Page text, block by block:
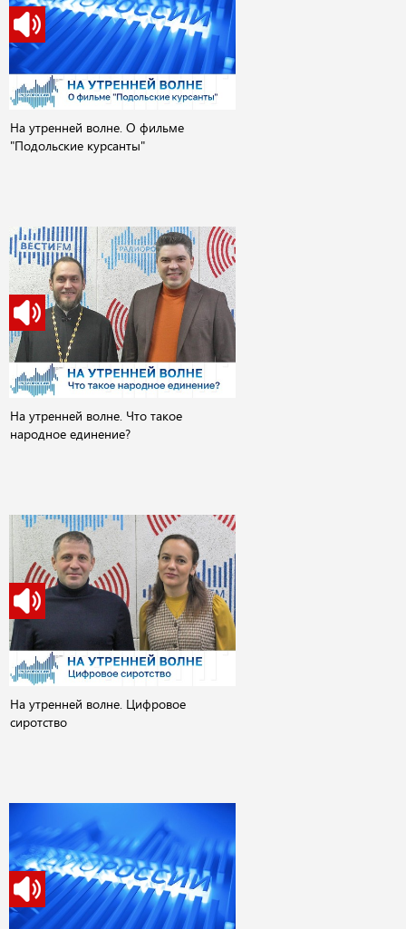
На утренней волне. О фильме
"Подольские курсанты"
На утренней волне. Что такое
народное единение?
На утренней волне. Цифровое
сиротство